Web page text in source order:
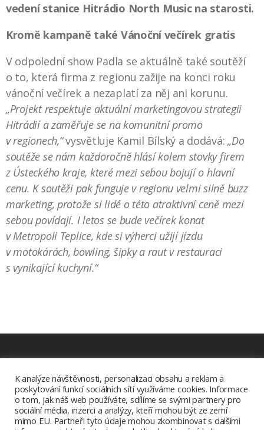
vedení stanice Hitrádio North Music na starosti.
Kromě kampaně také Vánoční večírek gratis
V odpolední show Padla se aktuálně také soutěží
o to, která firma z regionu zažije na konci roku
vánoční večírek a nezaplatí za něj ani korunu.
„Projekt respektuje aktuální marketingovou strategii
Hitrádií a zaměřuje se na komunitní promo
v regionech,“vysvětluje Kamil Bílský a dodává:„Do
soutěže se nám každoročně hlásí kolem stovky firem
z Ústeckého kraje, které mezi sebou bojují o hlavní
cenu. K soutěži pak funguje v regionu velmi silně buzz
marketing, protože si lidé o této atraktivní ceně mezi
sebou povídají. I letos se bude večírek konat
v Metropoli Teplice, kde si výherci užijí jízdu
v motokárách, bowling, šipky a raut v restauraci
s vynikající kuchyní.“
Aplikace Radia.cz
K analýze návštěvnosti, personalizaci obsahu a reklam a
poskytování funkcí sociálních sítí využíváme cookies. Informace
o tom, jak náš web používáte, sdílíme se svými partnery pro
sociální média, inzerci a analýzy, kteří mohou být ze zemí
mimo EU. Partneři tyto údaje mohou zkombinovat s dalšími